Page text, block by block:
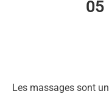
05
Les massages sont